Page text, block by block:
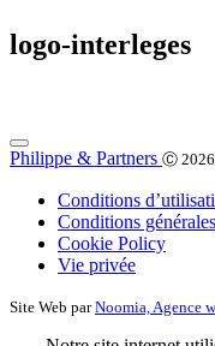
logo-interleges
Philippe & Partners Ⓒ 2026
Conditions
Conditions générales
Cookie Policy
Vie privée
Site Web parNoomia, Agence